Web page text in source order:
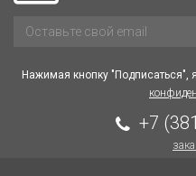
Нажимая кнопку "Подписаться",
+7